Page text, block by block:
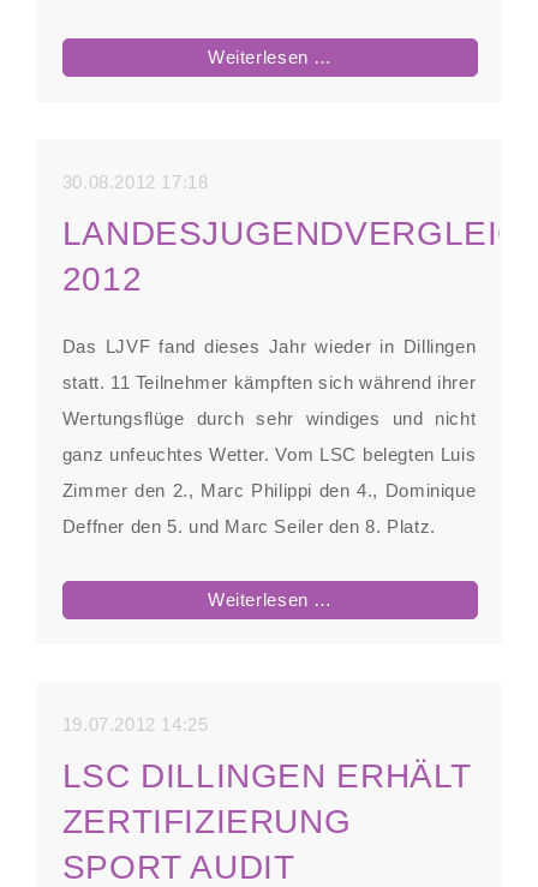
Weiterlesen …
30.08.2012 17:18
2012
Das LJVF fand dieses Jahr wieder in Dillingen
statt. 11 Teilnehmer kämpften sich während ihrer
Wertungsflüge durch sehr windiges und nicht
ganz unfeuchtes Wetter. Vom LSC belegten Luis
Zimmer den 2., Marc Philippi den 4., Dominique
Deffner den 5. und Marc Seiler den 8. Platz.
Weiterlesen …
19.07.2012 14:25
LSC DILLINGEN ERHÄLT
ZERTIFIZIERUNG
SPORT AUDIT